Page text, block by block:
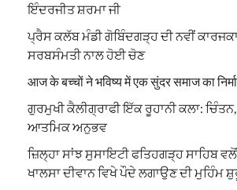
ਇੰਦਰਜੀਤ ਸ਼ਰਮਾ ਜੀ
ਪ੍ਰੈਸ ਕਲੱਬ ਮੰਡੀ ਗੋਬਿੰਦਗੜ੍ਹ ਦੀ ਨਵੀਂ
ਸਰਬਸੰਮਤੀ ਨਾਲ ਹੋਈ ਚੋਣ
आज के बच्चों ने भविष्य में एक सुंदर समाज का
ਗੁਰਮੁਖੀ ਕੈਲੀਗ੍ਰਾਫੀ ਇੱਕ ਰੂਹਾਨੀ ਕਲਾ:
ਆਤਮਿਕ ਅਨੁਭਵ
ਜ਼ਿਲ੍ਹਾ ਸਾਂਝ ਸੁਸਾਇਟੀ ਫਤਿਹਗੜ੍ਹ ਸਾਹਿਬ
ਖਾਲਸਾ ਦੀਵਾਨ ਵਿਖੇ ਪੌਦੇ ਲਗਾਉਣ ਦੀ ਮੁਹਿੰਮ